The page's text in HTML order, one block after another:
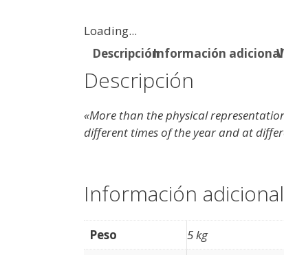
Loading...
DescripciónInformación adicional
Descripción
«More than the physical
different times of the year and at
Información adicional
Peso 5 kg